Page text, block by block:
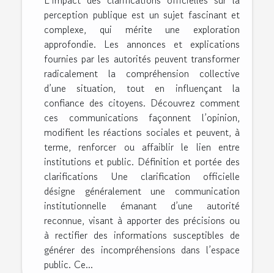
perception publique est un sujet fascinant et
complexe, qui mérite une exploration
approfondie. Les annonces et explications
fournies par les autorités peuvent transformer
radicalement la compréhension collective
d’une situation, tout en influençant la
confiance des citoyens. Découvrez comment
ces communications façonnent l’opinion,
modifient les réactions sociales et peuvent, à
terme, renforcer ou affaiblir le lien entre
institutions et public. Définition et portée des
clarifications Une clarification officielle
désigne généralement une communication
institutionnelle émanant d’une autorité
reconnue, visant à apporter des précisions ou
à rectifier des informations susceptibles de
générer des incompréhensions dans l’espace
public. Ce...